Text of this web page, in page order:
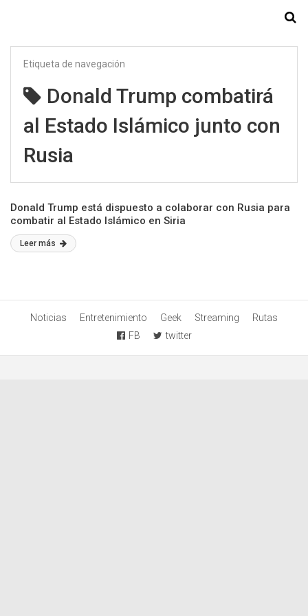
Etiqueta de navegación
Donald Trump combatirá
al Estado Islámico junto con
Rusia
Donald Trump está dispuesto a colaborar con Rusia para
combatir al Estado Islámico en Siria
Leer más
Noticias Entretenimiento Geek Streaming
Rutas
FB
twitter